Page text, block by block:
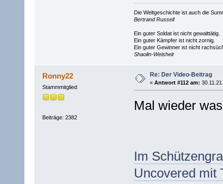
Die Weltgeschichte ist auch die
Bertrand Russell
Ein guter Soldat ist nicht gewalttätig.
Ein guter Kämpfer ist nicht zornig.
Ein guter Gewinner ist nicht
Shaolin-Weisheit
Ronny22
Stammmitglied
Beiträge: 2382
Re: Der Video-Beitrag
« Antwort #112 am:
Mal wieder
Im
Uncovered mit